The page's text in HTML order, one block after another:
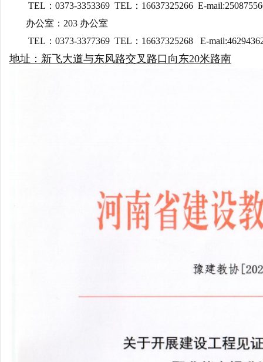
TEL：0373-3353369 TEL：16637325266 E-
办公室：203 办公室
TEL：0373-3377369 TEL：16637325268 E-
地址： 新飞大道与东风路交叉路口向东20米路南